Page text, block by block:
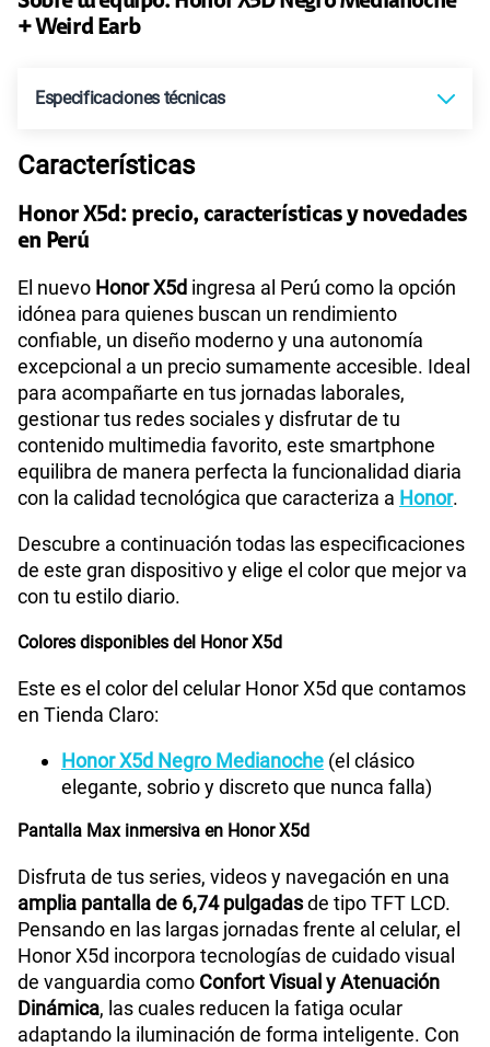
Paga solo
Paga solo
S/56.90
Paga solo
75 GBen alta velocidad
60.90
Ver menos planes
+ Weird Earb
Especificaciones técnicas
Tecnología de Pantalla
Procesador MediaTek Helio G81
Tamaño de Pantalla
WiFI Si
Peso
Bluetooth
Cámara de fotos Principal 50M+0.08M
Radio FM Si
Capacidad Memoria Externa
Características
Honor X5d: precio, características y novedades
en Perú
El nuevo Honor X5d ingresa al Perú como la opción
idónea para quienes buscan un rendimiento
confiable, un diseño moderno y una autonomía
excepcional a un precio sumamente accesible. Ideal
para acompañarte en tus jornadas laborales,
gestionar tus redes sociales y disfrutar de tu
contenido multimedia favorito, este smartphone
equilibra de manera perfecta la funcionalidad diaria
con la calidad tecnológica que caracteriza a Honor.
Descubre a continuación todas las especificaciones
de este gran dispositivo y elige el color que mejor va
con tu estilo diario.
Colores disponibles del Honor X5d
Este es el color del celular Honor X5d que contamos
en Tienda Claro:
Honor X5d Negro Medianoche (el clásico
elegante, sobrio y discreto que nunca falla)
Pantalla Max inmersiva en Honor X5d
Disfruta de tus series, videos y navegación en una
amplia pantalla de 6,74 pulgadasde tipo TFT LCD.
Pensando en las largas jornadas frente al celular, el
Honor X5d incorpora tecnologías de cuidado visual
de vanguardia como Confort Visual y Atenuación
Dinámica, las cuales reducen la fatiga ocular
adaptando la iluminación de forma inteligente. Con